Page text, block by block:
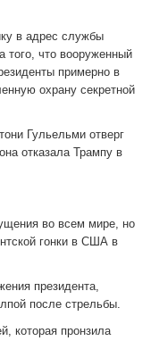
в адрес службы
того, что вооруженный
примерно в
охрану секретной
Гульельми отверг
отказала Трампу в
во всем мире, но
гонки в США в
президента,
после стрельбы.
которая пронзила